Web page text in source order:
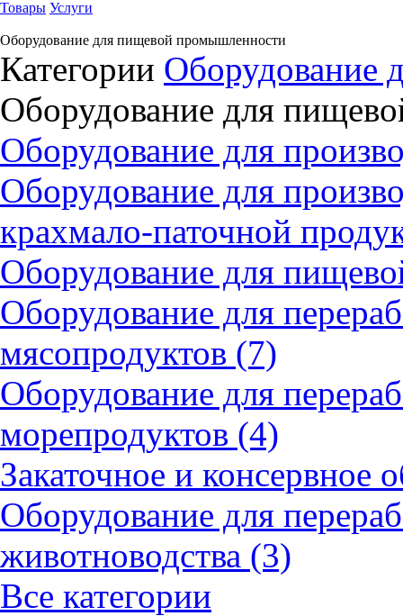
Товары Услуги
Оборудование для пищевой промышленности
Категории Оборудование
Оборудование для
Оборудование для
Оборудование для
крахмало-паточной
Оборудование для
Оборудование для
мясопродуктов (7)
Оборудование для
морепродуктов (4)
Закаточное и консервное
Оборудование для
животноводства (3)
Все категории